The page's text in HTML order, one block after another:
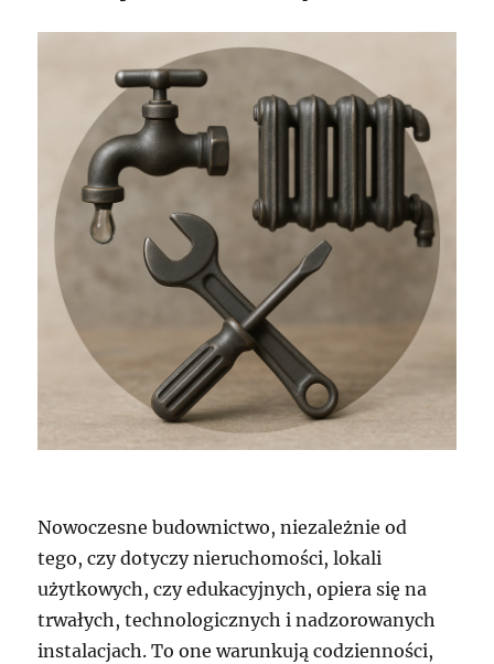
Nowoczesne budownictwo, niezależnie od
tego, czy dotyczy nieruchomości, lokali
użytkowych, czy edukacyjnych, opiera się na
trwałych, technologicznych i nadzorowanych
instalacjach. To one warunkują codzienności,